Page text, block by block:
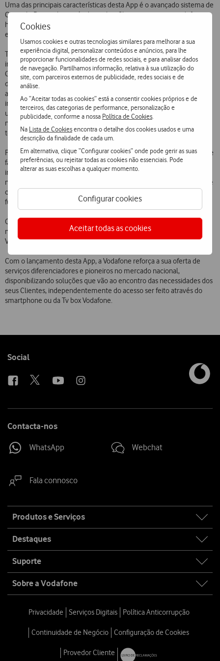
Cookies
Usamos cookies e outras tecnologias similares para melhorar a sua
experiência digital, personalizar conteúdos e anúncios, para lhe
proporcionar funcionalidades de redes sociais, e para analisar dados
de navegação. Partilhamos informação, relativa à sua utilização do
site, com parceiros externos de publicidade, redes sociais e de
análise.
Ao “Aceitar todas as cookies” está a consentir cookies próprios e de
terceiros, das categorias de performance, personalização e
publicidade, conforme a nossa Política de Cookies
Na Lista de Cookiesencontra o detalhe dos cookies usados e uma
descrição da finalidade de cada um.
Em alternativa, clique “Configurar cookies” onde pode gerir as suas
preferências, ou rejeitar todas as cookies não essenciais. Pode
alterar as suas escolhas a qualquer momento.
Configurar cookies
Aceitar todas as cookies
Uma das principais características desta App é o avançado sistema de
Controlo Parental, através do qual os Clientes conseguem definir o
horário de utilização do WiFi e da Tv box Vodafone, selecionando os
equipamentos específicos onde querem aplicar estas regras.
Também diferenciador face às outras opções do mercado é a
integração completa de várias funcionalidades de gestão familiar.
Com a App Vodafone My Family é possível adicionar e consultar listas
de compras, eventos no calendário, tais como horários escolares,
atividades extracurriculares e consultas médicas, entre outros. As
informações são partilhadas a partir da cloud, e sempre que se cria
um novo evento todos os membros da família são imediatamente
notificados dessa atualização (tanto na APP móvel como na
televisão).
Para começar a usar o Vodafone My Family deve-se criar um grupo de
família e, opcionalmente, definir a localização da casa onde está
instalado o serviço de televisão, permitindo, nesse caso, receber
notificações sempre que os membros da família chegam ou saem de
casa. Sempre que um utilizador quiser, pode ativar ou desligar esta
funcionalidade.
O My Family já está disponível para download gratuito na App Store e
na Google Play Store ou para utilização no canal 555 da Tv da
Vodafone.
Com o lançamento desta App, a Vodafone reforça a sua oferta de
serviços diferenciadores e pioneiros no mercado nacional,
disponibilizando soluções que vão ao encontro das necessidades dos
seus Clientes, independentemente do acesso ser feito através do
smartphone ou da Tv box Vodafone.
Follow
Social
Contacta-nos
WhatsApp Webchat
Fala connosco
map
Produtos e Serviços
Destaques
Suporte
Sobre a Vodafone
Privacidade Serviços Digitais Política Anticorrupção
Continuidade de Negócio Configuração de Cookies
Provedor Cliente